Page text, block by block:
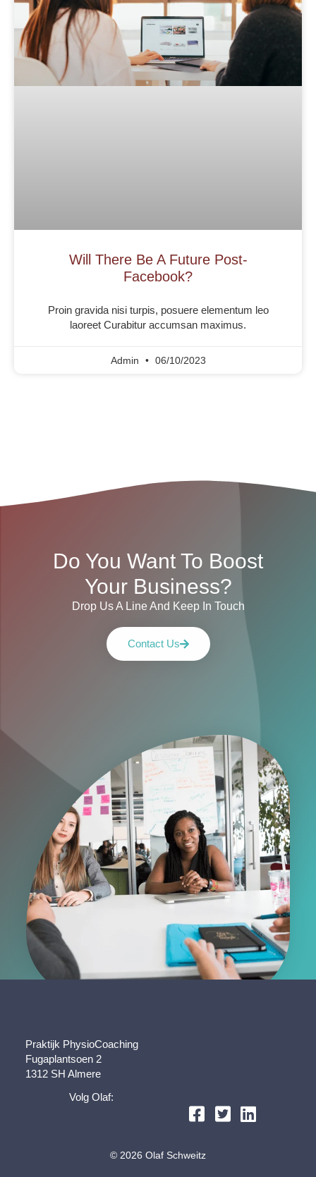
Will There Be A Future Post-
Facebook?
Proin gravida nisi turpis, posuere elementum leo
laoreet Curabitur accumsan maximus.
Admin 06/10/2023
Do You Want To Boost
Your Business?
Drop Us A Line And Keep In Touch
Contact Us
Praktijk PhysioCoaching
Fugaplantsoen 2
1312 SH Almere
Volg Olaf:
© 2026 Olaf Schweitz